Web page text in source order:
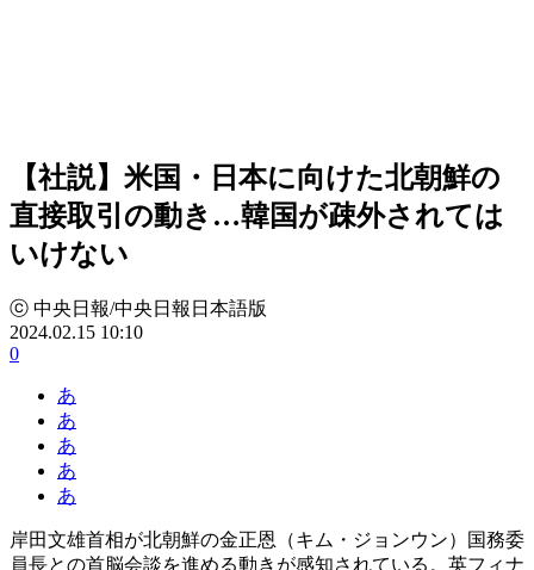
【社説】米国・日本に向けた北朝鮮の
直接取引の動き…韓国が疎外されては
いけない
ⓒ 中央日報/中央日報日本語版
2024.02.15 10:10
0
あ
あ
あ
あ
あ
岸田文雄首相が北朝鮮の金正恩（キム・ジョンウン）国務委
員長との首脳会談を進める動きが感知されている。英フィナ